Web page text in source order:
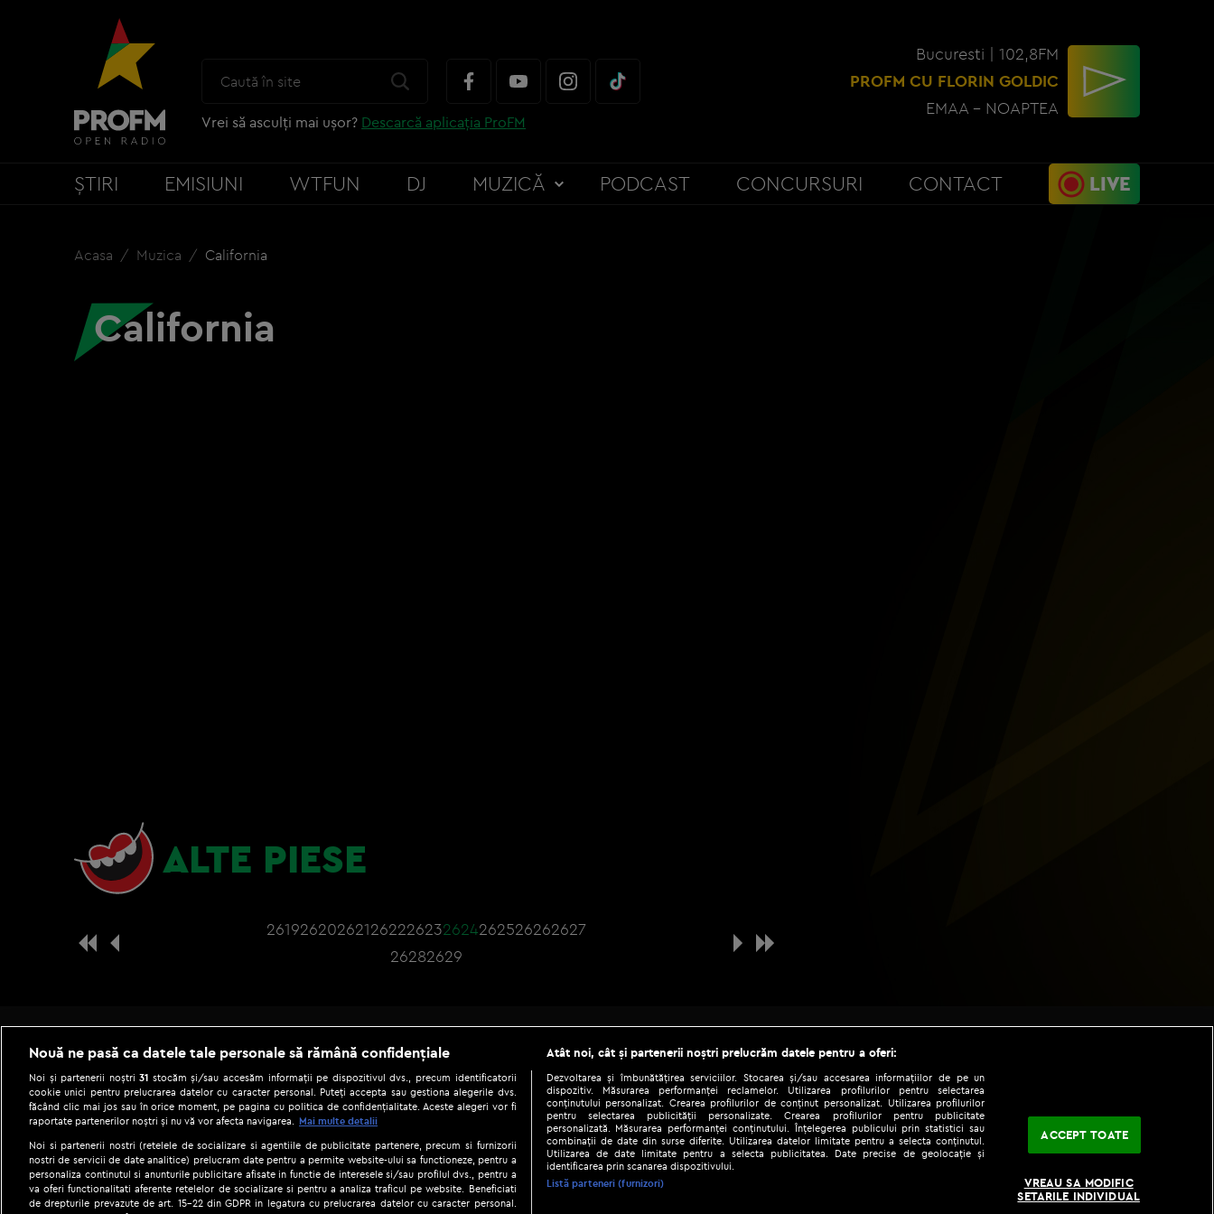
Vrei să asculți mai ușor? Descarcă aplicația ProFM
Bucuresti | 102,8FM
PROFM CU FLORIN GOLDIC
EMAA - NOAPTEA
ȘTIRI EMISIUNI WTFUN DJ MUZICĂ PODCAST CONCURSURI CONTACT LIVE
Acasa Muzica California
California
ALTE PIESE
261926202621262226232624262526262627
26282629
Be social
Copyright © 2026 / DIGI ROMANIA S.A.
Gestionați preferințele|Termeni și condiții|Politica de confidențialitate|
Nouă ne pasă ca datele tale personale să rămână confidențiale
Noi și partenerii noștri31 stocăm și/sau accesăm informații pe dispozitivul dvs., precum identificatorii
cookie unici pentru prelucrarea datelor cu caracter personal. Puteți accepta sau gestiona alegerile dvs.
făcând clic mai jos sau în orice moment, pe pagina cu politica de confidențialitate. Aceste alegeri vor fi
raportate partenerilor noștri și nu vă vor afecta navigarea.
Mai multe detalii
Noi si partenerii nostri (retelele de socializare si agentiile de publicitate partenere, precum si furnizorii
nostri de servicii de date analitice) prelucram date pentru a permite website-ului sa functioneze, pentru a
personaliza continutul si anunturile publicitare afisate in functie de interesele si/sau profilul dvs., pentru a
va oferi functionalitati aferente retelelor de socializare si pentru a analiza traficul pe website. Beneficiati
de drepturile prevazute de art. 15-22 din GDPR in legatura cu prelucrarea datelor cu caracter personal.
Atât noi, cât și partenerii noștri prelucrăm datele pentru a oferi:
Dezvoltarea și îmbunătățirea serviciilor. Stocarea și/sau accesarea informațiilor de pe un
dispozitiv. Măsurarea performanței reclamelor. Utilizarea profilurilor pentru selectarea
conținutului personalizat. Crearea profilurilor de conținut personalizat. Utilizarea profilurilor
pentru selectarea publicității personalizate. Crearea profilurilor pentru publicitate
personalizată. Măsurarea performanței conținutului. Înțelegerea publicului prin statistici sau
combinații de date din surse diferite. Utilizarea datelor limitate pentru a selecta conținutul.
Utilizarea de date limitate pentru a selecta publicitatea. Date precise de geolocație și
identificarea prin scanarea dispozitivului.
Listă parteneri (furnizori)
ACCEPT TOATE
VREAU SA MODIFIC
SETARILE INDIVIDUAL